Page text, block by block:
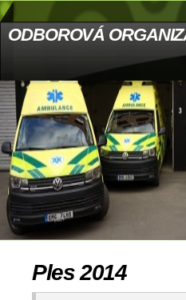
ODBOROVÁ
Ples 2014